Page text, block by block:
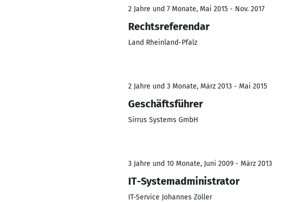
2 Jahre und 7 Monate, Mai 2015 - Nov. 2017
Rechtsreferendar
Land Rheinland-Pfalz
2 Jahre und 3 Monate, März 2013 - Mai 2015
Geschäftsführer
Sirrus Systems GmbH
3 Jahre und 10 Monate, Juni 2009 - März 2013
IT-Systemadministrator
IT-Service Johannes Zöller